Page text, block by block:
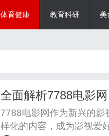
体育健康 教育科研 美
全面解析7788电影
7788电影网作为新兴的
样化的内容，成为影视爱